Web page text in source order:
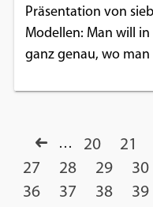
Präsentation von
Modellen: Man will
ganz genau, wo
… 20 21
27
28 29 30
36
37 38 39